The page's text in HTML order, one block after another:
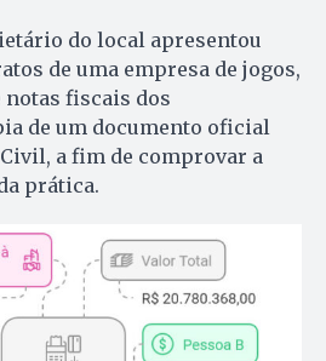
do local apresentou
de uma empresa de jogos,
fiscais dos
de um documento oficial
a fim de comprovar a
prática.